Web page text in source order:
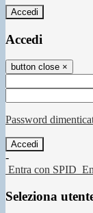
Accedi
Accedi
button close ×
Password
-
Entra con SPID
Seleziona